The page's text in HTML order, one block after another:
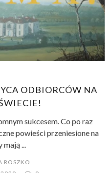
ODBIORCÓW NA
sukcesem. Co po raz
powieści przeniesione na
...
ROSZKO